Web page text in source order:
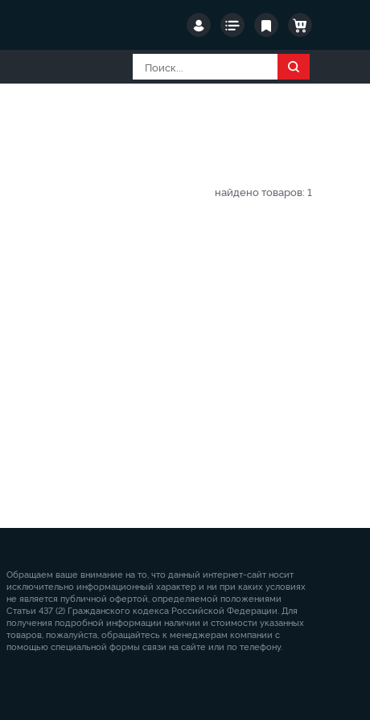
найдено товаров: 1
Обращаем ваше внимание на то, что данный интернет-сайт носит
исключительно информационный характер и ни при каких условиях
не является публичной офертой, определяемой положениями
Статьи 437 (2) Гражданского кодекса Российской Федерации. Для
получения подробной информации наличии и стоимости указанных
товаров, пожалуйста, обращайтесь к менеджерам компании с
помощью специальной формы связи на сайте или по телефону.